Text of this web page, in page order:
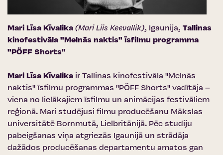
Mari Līsa Kīvalika (Mari Liis Keevallik), Igaunija, Tallinas
kinofestivāla "Melnās naktis" īsfilmu programma
"PÖFF Shorts"
Mari Līsa Kīvalika ir Tallinas kinofestivāla "Melnās
naktis" īsfilmu programmas "PÖFF Shorts" vadītāja –
viena no lielākajiem īsfilmu un animācijas festivāliem
reģionā. Mari studējusi filmu producēšanu Mākslas
universitātē Bornmutā, Lielbritānijā. Pēc studiju
pabeigšanas viņa atgriezās Igaunijā un strādāja
dažādos producēšanas departamentu amatos gan